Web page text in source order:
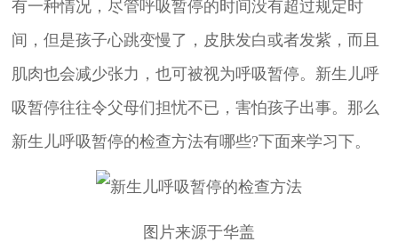
有一种情况，尽管呼吸暂停的时间没有超过规定时
间，但是孩子心跳变慢了，皮肤发白或者发紫，而且
肌肉也会减少张力，也可被视为呼吸暂停。新生儿呼
吸暂停往往令父母们担忧不已，害怕孩子出事。那么
新生儿呼吸暂停的检查方法有哪些?下面来学习下。
图片来源于华盖